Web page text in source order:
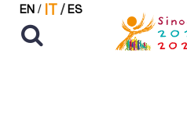
EN / IT/ ES